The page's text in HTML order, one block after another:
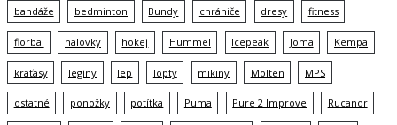
bandáže bedminton Bundy chrániče dresy fitness
florbal halovky hokej Hummel Icepeak Joma Kempa
kraťasy legíny lep lopty mikiny Molten MPS
ostatné ponožky potítka Puma Pure 2 Improve Rucanor